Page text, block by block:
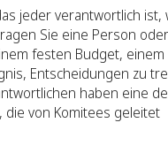
jeder verantwortlich ist,
Sie eine Person
festen Budget, einem
Entscheidungen zu
haben eine
von Komitees geleitet